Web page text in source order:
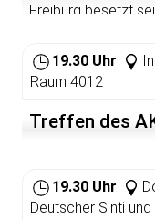
Freiburg besetzt
Wir machen uns
19.30 Uhr
Raum 4012
Treffen des
19.30 Uhr
Deutscher Sinti